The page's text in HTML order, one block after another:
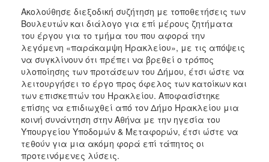
Ακολούθησε διεξοδική συζήτηση με τοποθετήσεις των
Βουλευτών και διάλογο για επί μέρους ζητήματα
του έργου για το τμήμα του που αφορά την
λεγόμενη «παράκαμψη Ηρακλείου», με τις απόψεις
να συγκλίνουν ότι πρέπει να βρεθεί ο τρόπος
υλοποίησης των προτάσεων του Δήμου, έτσι ώστε να
λειτουργήσει το έργο προς όφελος των κατοίκων και
των επισκεπτών του Ηρακλείου. Αποφασίστηκε
επίσης να επιδιωχθεί από τον Δήμο Ηρακλείου μια
κοινή συνάντηση στην Αθήνα με την ηγεσία του
Υπουργείου Υποδομών & Μεταφορών, έτσι ώστε να
τεθούν για μια ακόμη φορά επί τάπητος οι
προτεινόμενες λύσεις.